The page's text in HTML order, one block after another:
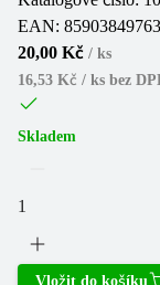
EAN:
20,00 Kč / ks
16,53 Kč / ks bez
Skladem
Vložit do košíku